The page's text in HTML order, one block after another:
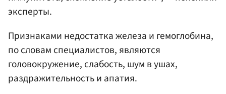
эксперты.
Признаками недостатка железа и гемоглобина,
по словам специалистов, являются
головокружение, слабость, шум в ушах,
раздражительность и апатия.